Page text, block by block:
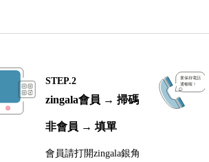
STEP.2
zingala會員 → 掃碼
非會員 → 填單
會員請打開zingala銀角